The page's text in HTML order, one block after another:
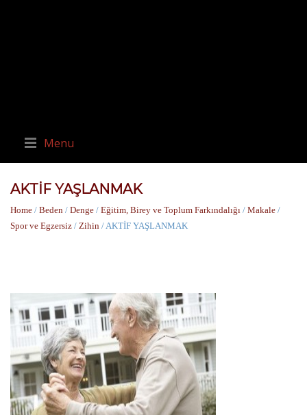
Menu
AKTİF YAŞLANMAK
Home / Beden / Denge / Eğitim, Birey ve Toplum Farkındalığı / Makale /
Spor ve Egzersiz / Zihin / AKTİF YAŞLANMAK